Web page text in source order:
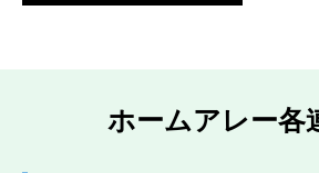
ホームアレー各